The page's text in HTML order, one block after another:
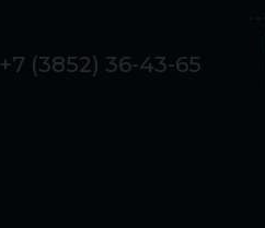
+7 (3852) 36-43-65